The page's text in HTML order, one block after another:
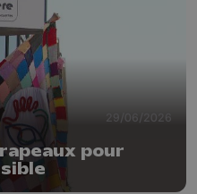
29/06/2026
pour